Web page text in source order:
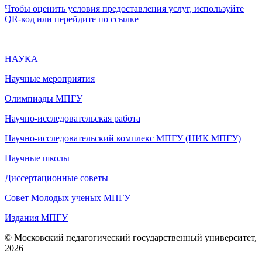
Чтобы оценить условия предоставления услуг, используйте
QR-код или перейдите по ссылке
НАУКА
Научные мероприятия
Олимпиады МПГУ
Научно-исследовательская работа
Научно-исследовательский комплекс МПГУ (НИК МПГУ)
Научные школы
Диссертационные советы
Совет Молодых ученых МПГУ
Издания МПГУ
© Московский педагогический государственный университет,
2026